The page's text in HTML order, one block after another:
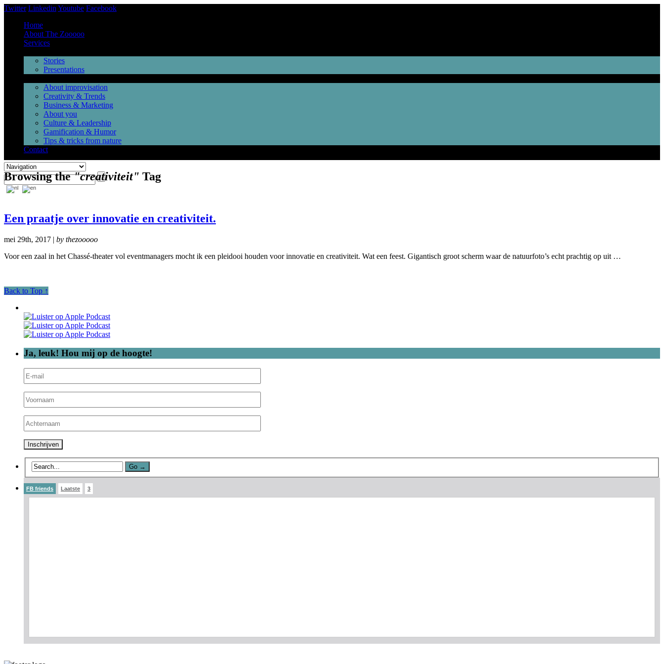
Twitter Linkedin Youtube Facebook
Home
About The Zooooo
Services
Stories
Presentations
About improvisation
Creativity & Trends
Business & Marketing
About you
Culture & Leadership
Gamification & Humor
Tips & tricks from nature
Contact
Browsing the"creativiteit" Tag
Een praatje over innovatie en creativiteit.
mei 29th, 2017 | by thezooooo
Voor een zaal in het Chassé-theater vol eventmanagers mocht ik een pleidooi houden voor innovatie en creativiteit. Wat een feest. Gigantisch groot scherm waar de natuurfoto’s echt prachtig op uit …
Back to Top ↑
Ja, leuk! Hou mij op de hoogte!
FB friends Laatste 3